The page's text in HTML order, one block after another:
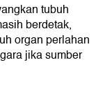
tubuh
berdetak,
organ perlahan
jika sumber